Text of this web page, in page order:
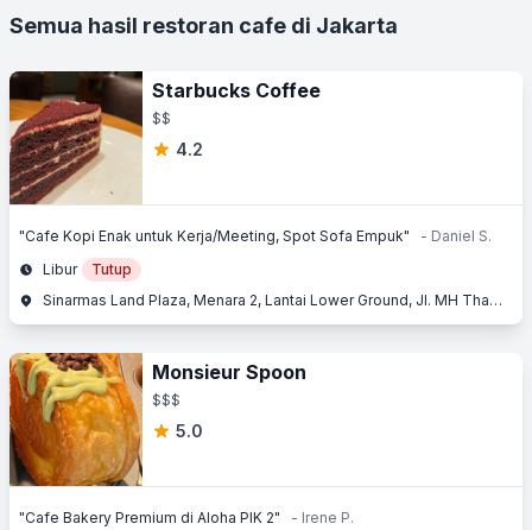
Semua hasil restoran cafe di Jakarta
Starbucks Coffee
$$
4.2
"Cafe Kopi Enak untuk Kerja/Meeting, Spot Sofa Empuk"
- Daniel S.
Libur
Tutup
Sinarmas Land Plaza, Menara 2, Lantai Lower Ground, Jl. MH Thamrin, Thamrin, Jakarta Pusat, Jakarta
Monsieur Spoon
$$$
5.0
"Cafe Bakery Premium di Aloha PIK 2"
- Irene P.